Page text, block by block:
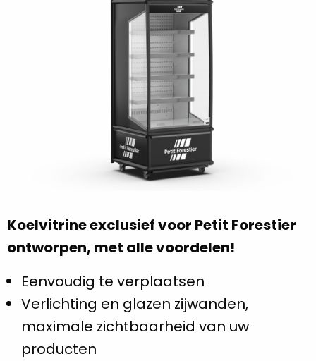
Koelvitrine exclusief voor Petit Forestier
ontworpen, met alle voordelen!
Eenvoudig te verplaatsen
Verlichting en glazen zijwanden,
maximale zichtbaarheid van uw
producten